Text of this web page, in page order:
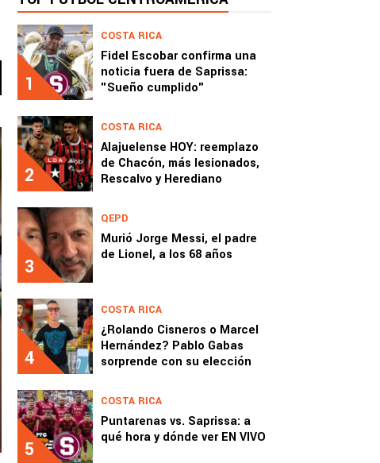
1
COSTA RICA
Fidel Escobar confirma una
noticia fuera de Saprissa:
"Sueño cumplido"
2
COSTA RICA
Alajuelense HOY: reemplazo
de Chacón, más lesionados,
Rescalvo y Herediano
3
QEPD
Murió Jorge Messi, el padre
de Lionel, a los 68 años
4
COSTA RICA
¿Rolando Cisneros o Marcel
Hernández? Pablo Gabas
sorprende con su elección
5
COSTA RICA
Puntarenas vs. Saprissa: a
qué hora y dónde ver EN VIVO